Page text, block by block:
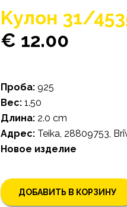
Kулон 31/
€ 12.00
Проба: 925
Bес: 1.50
Длина: 2.0 cm
Адрес: Teika, 28809753,
Новое изделие
ДОБАВИТЬ В КОРЗИНУ